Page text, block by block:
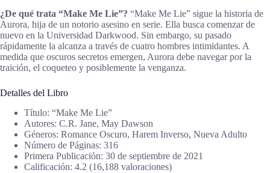
¿De qué trata “Make Me Lie”? “Make Me Lie” sigue la historia de
Aurora, hija de un notorio asesino en serie. Ella busca comenzar de
nuevo en la Universidad Darkwood. Sin embargo, su pasado
rápidamente la alcanza a través de cuatro hombres intimidantes. A
medida que oscuros secretos emergen, Aurora debe navegar por la
traición, el coqueteo y posiblemente la venganza.
Detalles del Libro
Título: “Make Me Lie”
Autores: C.R. Jane, May Dawson
Géneros: Romance Oscuro, Harem Inverso, Nueva Adulto
Número de Páginas: 316
Primera Publicación: 30 de septiembre de 2021
Calificación: 4.2 (16,188 valoraciones)